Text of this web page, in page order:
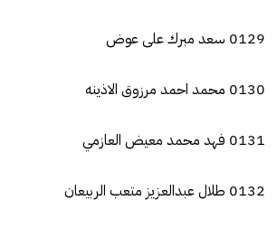
0129 سعد مبرك على عوض
0130 محمد احمد مرزوق الاذينه
0131 فهد محمد معيض العازمي
0132 طلال عبدالعزيز متعب الربيعان